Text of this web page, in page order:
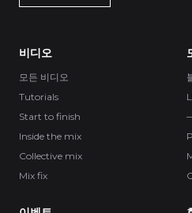
비디오
모든 비디오
Tutorials
Start to finish
Inside the mix
Collective mix
Mix fix